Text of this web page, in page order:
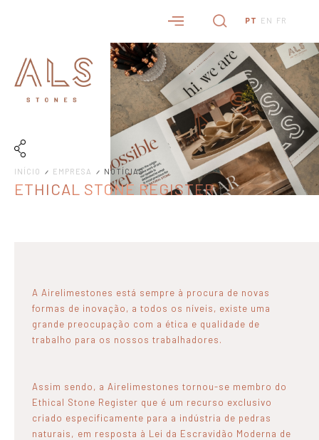
PT EN FR
INÍCIO EMPRESA NOTÍCIAS
ETHICAL STONE REGISTER
A Airelimestones está sempre à procura de novas
formas de inovação, a todos os níveis, existe uma
grande preocupação com a ética e qualidade de
trabalho para os nossos trabalhadores.
Assim sendo, a Airelimestones tornou-se membro do
Ethical Stone Register que é um recurso exclusivo
criado especificamente para a indústria de pedras
naturais, em resposta à Lei da Escravidão Moderna de